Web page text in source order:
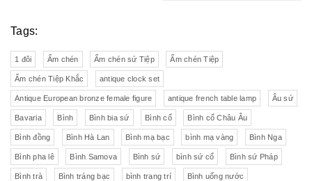
Tags:
1 đôi Ấm chén Ấm chén sứ Tiệp Ấm chén Tiệp
Ấm chén Tiệp Khắc antique clock set
Antique European bronze female figure antique french table lamp Âu sứ
Bavaria Bình Bình bia sứ Bình cổ Bình cổ Châu Âu
Bình đồng Bình Hà Lan Bình mạ bạc bình mạ vàng Bình Nga
Bình pha lê Bình Samova Bình sứ bình sứ cổ Bình sứ Pháp
Bình trà Bình tráng bạc bình trang trí Bình uống nước